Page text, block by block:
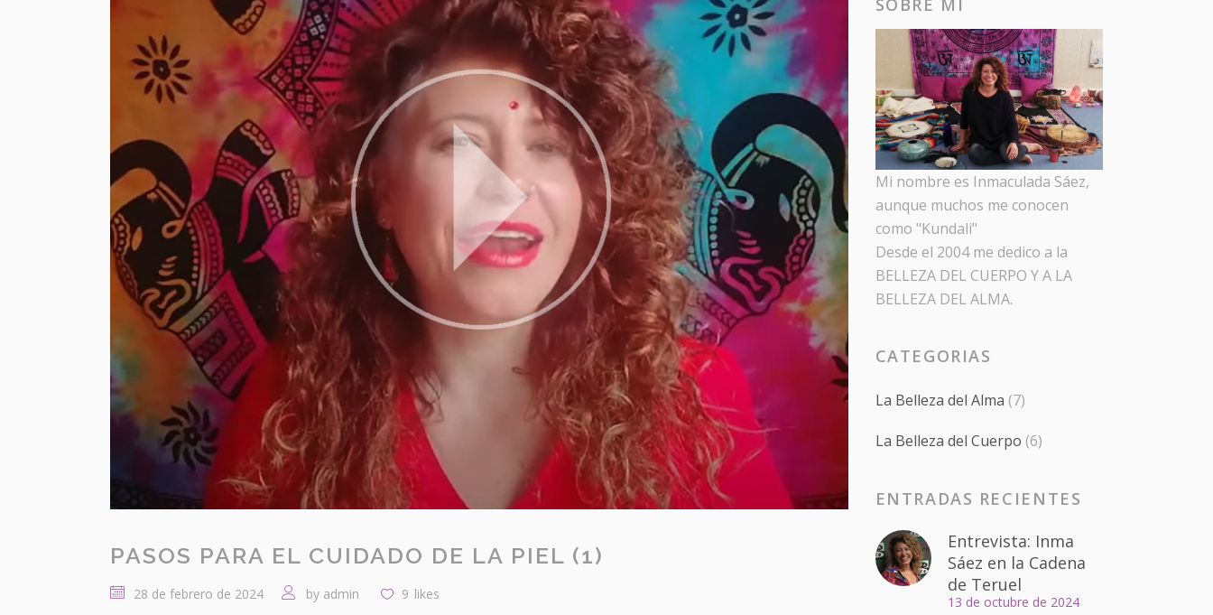
PASOS PARA EL CUIDADO DE LA PIEL (1)
28 de febrero de 2024 by admin 9 likes
SOBRE MI
Mi nombre es Inmaculada Sáez,
aunque muchos me conocen
como "Kundali"
Desde el 2004 me dedico a la
BELLEZA DEL CUERPO Y A LA
BELLEZA DEL ALMA.
CATEGORIAS
La Belleza del Alma (7)
La Belleza del Cuerpo (6)
ENTRADAS RECIENTES
Entrevista: Inma
Sáez en la Cadena
de Teruel
13 de octubre de 2024